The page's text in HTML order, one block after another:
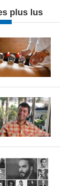
plus lus